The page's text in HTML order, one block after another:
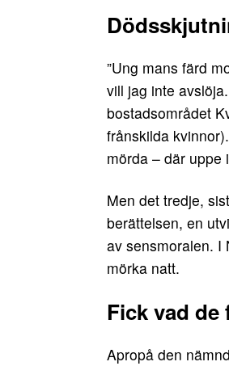
”Ung mans färd
vill jag inte
bostadsområdet
frånskilda
mörda – där uppe
Men det tredje,
berättelsen, en
av sensmoralen. I
mörka natt.
Fick vad
Apropå den